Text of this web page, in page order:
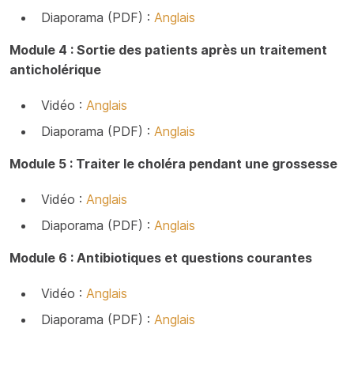
Diaporama (PDF) : Anglais
Module 4 : Sortie des patients après un traitement
anticholérique
Vidéo : Anglais
Diaporama (PDF) : Anglais
Module 5 : Traiter le choléra pendant une grossesse
Vidéo : Anglais
Diaporama (PDF) : Anglais
Module 6 : Antibiotiques et questions courantes
Vidéo : Anglais
Diaporama (PDF) : Anglais